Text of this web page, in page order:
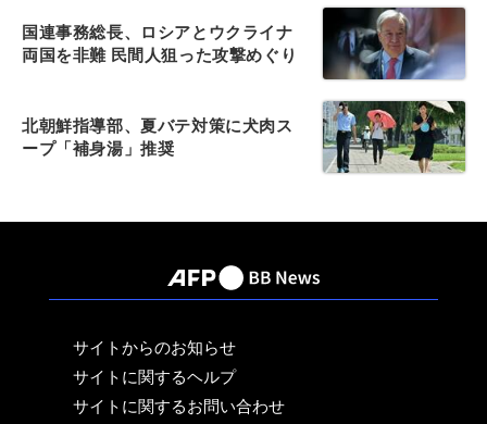
国連事務総長、ロシアとウクライナ
両国を非難 民間人狙った攻撃めぐり
北朝鮮指導部、夏バテ対策に犬肉ス
ープ「補身湯」推奨
サイトからのお知らせ
サイトに関するヘルプ
サイトに関するお問い合わせ